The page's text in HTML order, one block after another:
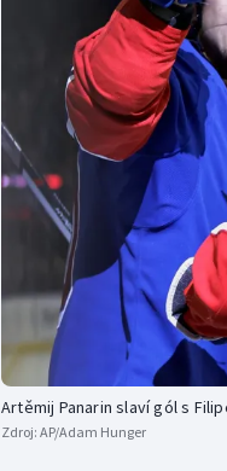
Artěmij Panarin slaví gól s
Zdroj: AP/Adam Hunger